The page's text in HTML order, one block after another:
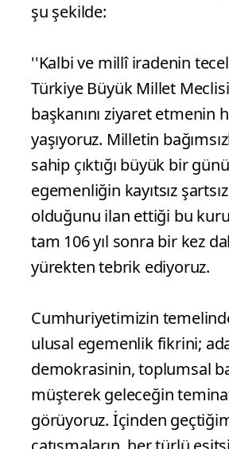
şu şekilde:
''Kalbi ve millî iradenin
Türkiye Büyük Millet
başkanını ziyaret etmenin
yaşıyoruz. Milletin
sahip çıktığı büyük bir
egemenliğin kayıtsız
olduğunu ilan ettiği bu
tam 106 yıl sonra bir kez
yürekten tebrik ediyoruz.
Cumhuriyetimizin
ulusal egemenlik fikrini;
demokrasinin, toplumsal
müşterek geleceğin
görüyoruz. İçinden